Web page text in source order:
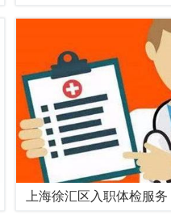
上海徐汇区入职体检服